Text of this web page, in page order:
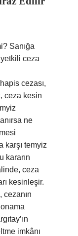
Sanığa
yetkili ceza
cezası,
ceza kesin
ne
karşı temyiz
kararın
ceza
kesinleşir.
cezanın
imkânı